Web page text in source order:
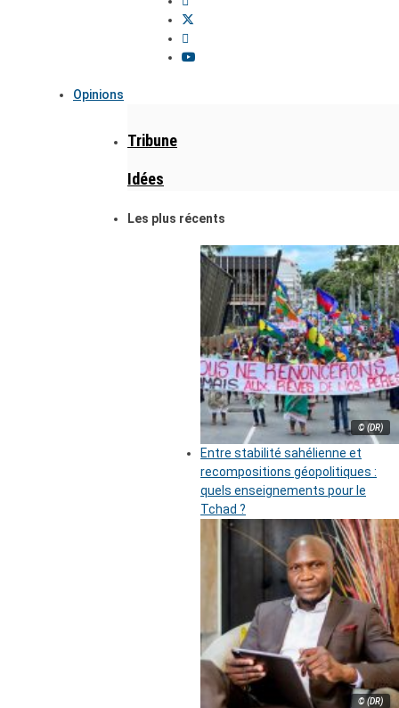
Opinions
Tribune
Idées
Les plus récents
© (DR)
Entre stabilité sahélienne et
recompositions géopolitiques :
quels enseignements pour le
Tchad ?
© (DR)